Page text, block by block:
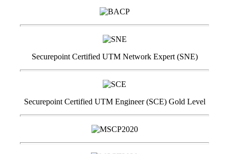
Securepoint Certified UTM Network Expert (SNE)
Securepoint Certified UTM Engineer (SCE) Gold Level